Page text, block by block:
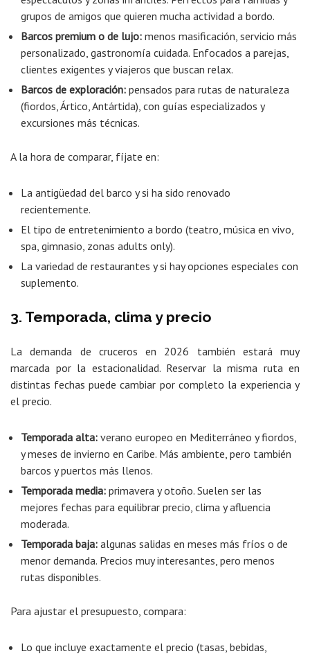
grupos de amigos que quieren mucha actividad a bordo.
Barcos premium o de lujo: menos masificación, servicio más
personalizado, gastronomía cuidada. Enfocados a parejas,
clientes exigentes y viajeros que buscan relax.
Barcos de exploración: pensados para rutas de naturaleza
(fiordos, Ártico, Antártida), con guías especializados y
excursiones más técnicas.
A la hora de comparar, fíjate en:
La antigüedad del barco y si ha sido renovado
recientemente.
El tipo de entretenimiento a bordo (teatro, música en vivo,
spa, gimnasio, zonas adults only).
La variedad de restaurantes y si hay opciones especiales con
suplemento.
3. Temporada, clima y precio
La demanda de cruceros en 2026 también estará muy
marcada por la estacionalidad. Reservar la misma ruta en
distintas fechas puede cambiar por completo la experiencia y
el precio.
Temporada alta: verano europeo en Mediterráneo y fiordos,
y meses de invierno en Caribe. Más ambiente, pero también
barcos y puertos más llenos.
Temporada media: primavera y otoño. Suelen ser las
mejores fechas para equilibrar precio, clima y afluencia
moderada.
Temporada baja: algunas salidas en meses más fríos o de
menor demanda. Precios muy interesantes, pero menos
rutas disponibles.
Para ajustar el presupuesto, compara:
Lo que incluye exactamente el precio (tasas, bebidas,